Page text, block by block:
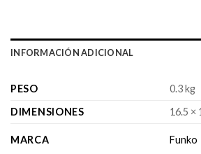
INFORMACIÓN ADICIONAL
PESO
0.3 kg
DIMENSIONES
16.5 ×
MARCA Funko